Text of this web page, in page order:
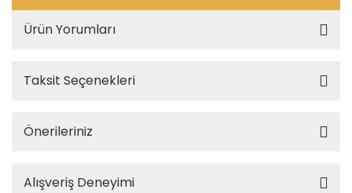
Ürün Yorumları
Taksit Seçenekleri
Önerileriniz
Alışveriş Deneyimi